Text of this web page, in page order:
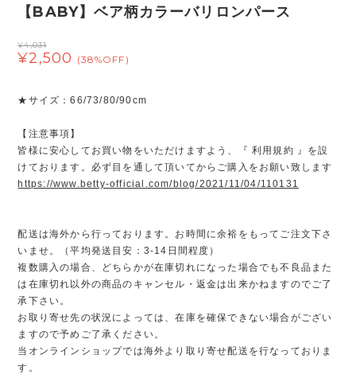
【BABY】ベア柄カラーバリロンパース
¥4,031
¥2,500 (38%OFF)
★サイズ：66/73/80/90cm
【注意事項】
皆様に安心してお買い物をいただけますよう、『 利用規約 』を設
けております。必ず目を通して頂いてからご購入をお願い致します
https://www.betty-official.com/blog/2021/11/04/110131
配送は海外から行っております。お時間に余裕をもってご注文下さ
いませ。（平均発送目安：3-14日間程度）
複数購入の場合、どちらかが在庫切れになった場合でも不良品また
は在庫切れ以外の商品のキャンセル・返金は出来かねますのでご了
承下さい。
お取り寄せ先の状況によっては、在庫を確保できない場合がござい
ますので予めご了承ください。
当オンラインショップでは海外より取り寄せ配送を行なっておりま
す。